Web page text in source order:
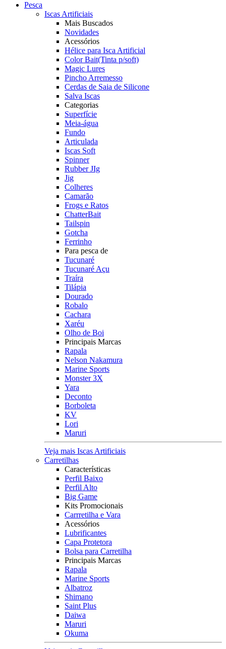
Pesca
Iscas Artificiais
Mais Buscados
Novidades
Acessórios
Hélice para Isca Artificial
Color Bait(Tinta p/soft)
Magic Lures
Pincho Arremesso
Cerdas de Saia de Silicone
Salva Iscas
Categorias
Superfície
Meia-água
Fundo
Articulada
Iscas Soft
Spinner
Rubber JIg
Jig
Colheres
Camarão
Frogs e Ratos
ChatterBait
Tailspin
Gotcha
Ferrinho
Para pesca de
Tucunaré
Tucunaré Açu
Traíra
Tilápia
Dourado
Robalo
Cachara
Xaréu
Olho de Boi
Principais Marcas
Rapala
Nelson Nakamura
Marine Sports
Monster 3X
Yara
Deconto
Borboleta
KV
Lori
Maruri
Veja mais Iscas Artificiais
Carretilhas
Características
Perfil Baixo
Perfil Alto
Big Game
Kits Promocionais
Carrretilha e Vara
Acessórios
Lubrificantes
Capa Protetora
Bolsa para Carretilha
Principais Marcas
Rapala
Marine Sports
Albatroz
Shimano
Saint Plus
Daiwa
Maruri
Okuma